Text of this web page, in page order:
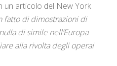
un articolo del New York
fatto di dimostrazioni di
di simile nell’Europa
alla rivolta degli operai